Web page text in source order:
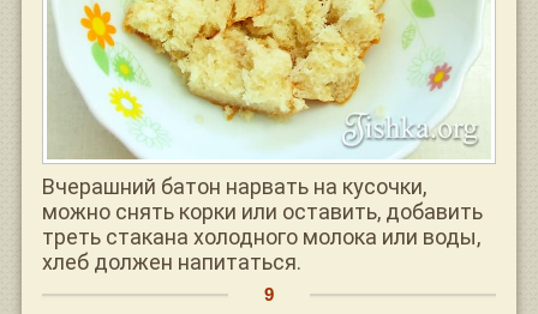
Вчерашний батон нарвать на кусочки,
можно снять корки или оставить, добавить
треть стакана холодного молока или воды,
хлеб должен напитаться.